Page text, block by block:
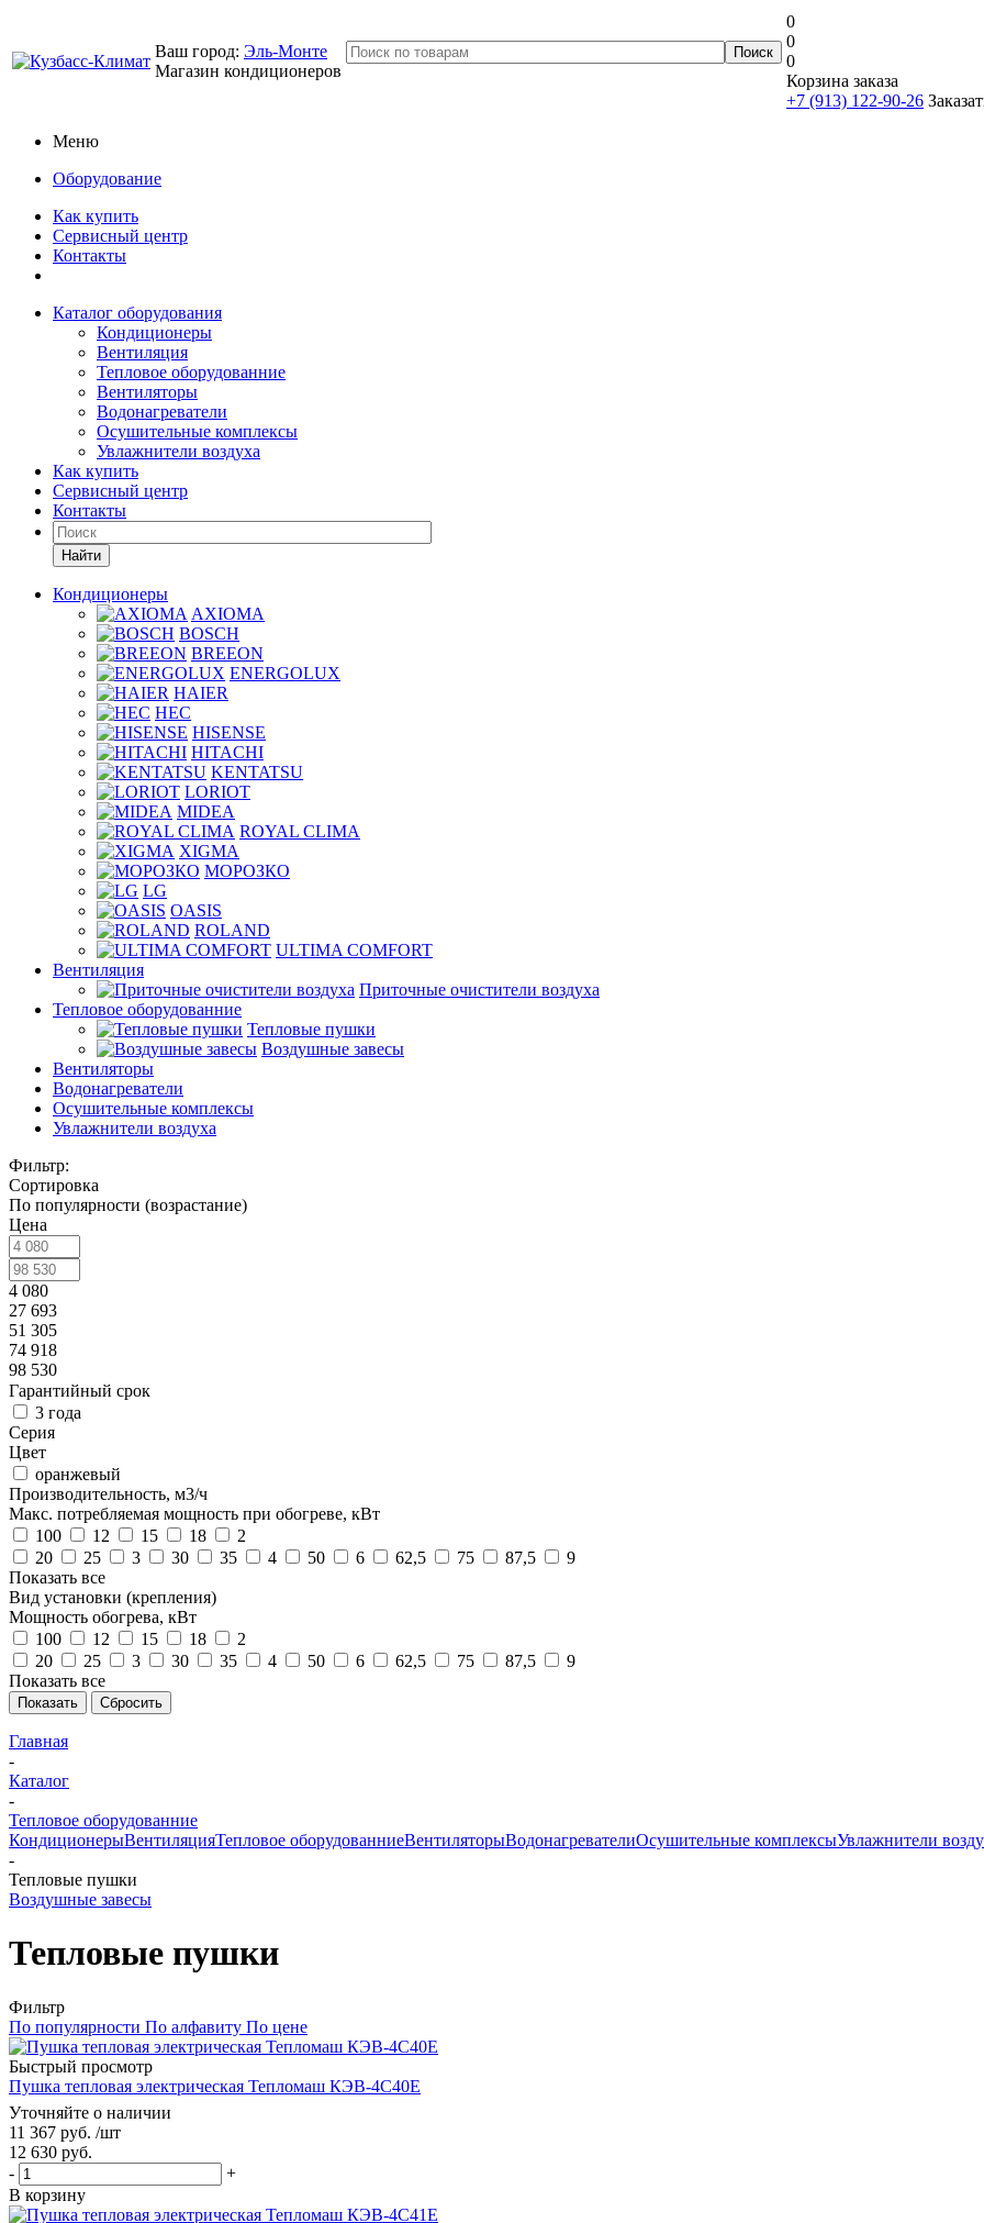
Ваш город: Эль-Монте
Магазин кондиционеров
0
0
0
Корзина заказа
+7 (913) 122-90-26
Меню
Оборудование
Как купить
Сервисный центр
Контакты
Каталог оборудования
Кондиционеры
Вентиляция
Тепловое оборудованние
Вентиляторы
Водонагреватели
Осушительные комплексы
Увлажнители воздуха
Как купить
Сервисный центр
Контакты
Найти
Кондиционеры
AXIOMA
BOSCH
BREEON
ENERGOLUX
HAIER
HEC
HISENSE
HITACHI
KENTATSU
LORIOT
MIDEA
ROYAL CLIMA
XIGMA
МОРОЗКО
LG
OASIS
ROLAND
ULTIMA COMFORT
Вентиляция
Приточные очистители воздуха
Тепловое оборудованние
Тепловые пушки
Воздушные завесы
Вентиляторы
Водонагреватели
Осушительные комплексы
Увлажнители воздуха
Фильтр:
Сортировка
По популярности (возрастание)
Цена
4 080
27 693
51 305
74 918
98 530
Гарантийный срок
3 года
Серия
Цвет
оранжевый
Производительность, м3/ч
Макс. потребляемая мощность при обогреве, кВт
100
12 15 18
2
20
25 3 30 35 4 50 6 62,5 75 87,5
9
Показать все
Вид установки (крепления)
Мощность обогрева, кВт
100
12 15 18
2
20
25 3 30 35 4 50 6 62,5 75 87,5
9
Показать все
Показать Сбросить
Главная
-
Каталог
-
Тепловое оборудованние
КондиционерыВентиляцияТепловое оборудованниеВентиляторыВодонагревателиОсушительные комплексыУвлажнители
-
Тепловые пушки
Воздушные завесы
Тепловые пушки
Фильтр
По популярности По алфавиту По цене
Быстрый просмотр
Пушка тепловая электрическая Тепломаш КЭВ-4С40Е
Уточняйте о наличии
11 367 руб. /шт
12 630 руб.
-
+
В корзину